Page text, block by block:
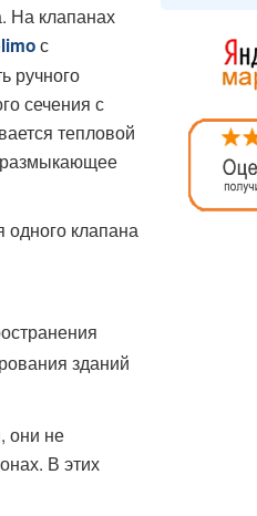
На клапанах
с
ручного
сечения с
тепловой
одного клапана
зданий
они не
В этих